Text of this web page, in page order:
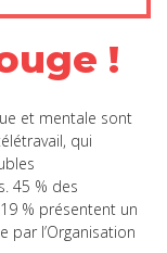
!
et mentale sont
qui
45 % des
% présentent un
par l’Organisation